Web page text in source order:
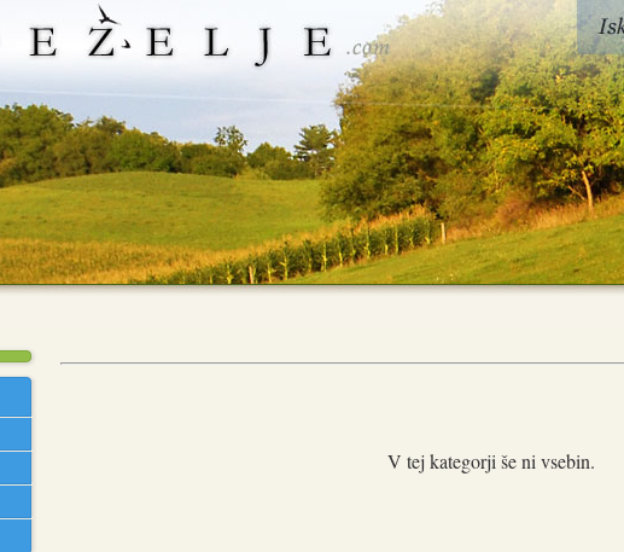
V tej kategorji še ni vsebin.